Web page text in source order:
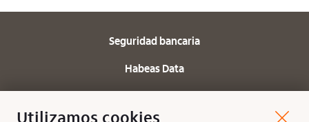
Seguridad bancaria
Habeas Data
Utilizamos cookies